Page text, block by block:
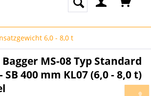
6,0 - 8,0 t
MS-08 Typ Standard
400 mm KL07 (6,0 - 8,0 t)